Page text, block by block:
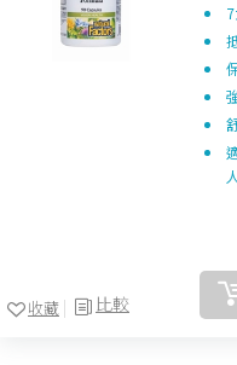
比較
收藏